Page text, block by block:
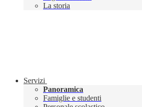
La storia
Servizi
Panoramica
Famiglie e studenti